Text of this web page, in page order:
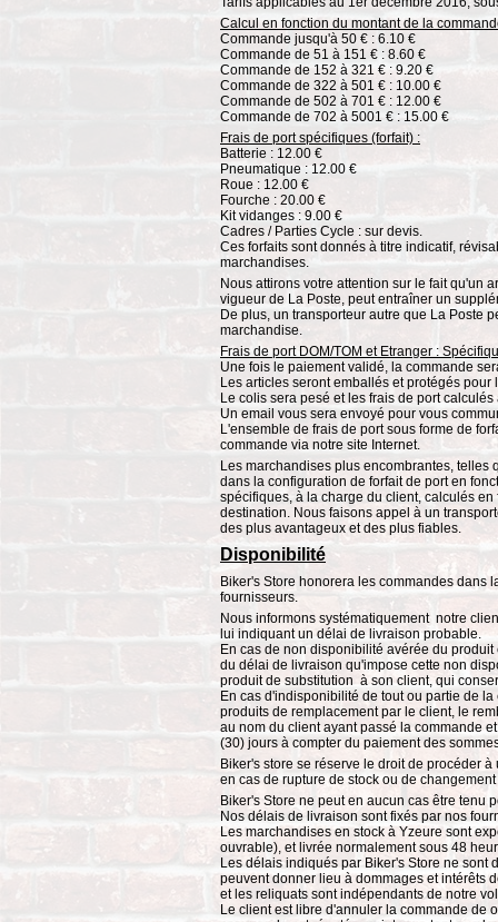
Calcul en fonction du montant de la
Commande jusqu'à 50 € : 6.10 €
Commande de 51 à 151 € : 8.60 €
Commande de 152 à 321 € : 9.20 €
Commande de 322 à 501 € : 10.00 €
Commande de 502 à 701 € : 12.00 €
Commande de 702 à 5001 € : 15.00 €
Frais de port spécifiques (forfait) :
Batterie : 12.00 €
Pneumatique : 12.00 €
Roue : 12.00 €
Fourche : 20.00 €
Kit vidanges : 9.00 €
Cadres / Parties Cycle : sur devis.
Ces forfaits sont donnés à titre indicatif,
marchandises.
Nous attirons votre attention sur le fait qu'un
vigueur de La Poste, peut entraîner un
De plus, un transporteur autre que La Poste
marchandise.
Frais de port DOM/TOM et Etranger :
Une fois le paiement validé, la commande
Les articles seront emballés et protégés pour
Le colis sera pesé et les frais de port
Un email vous sera envoyé pour vous
L'ensemble de frais de port sous forme de
commande via notre site Internet.
Les marchandises plus encombrantes,
dans la configuration de forfait de port en
spécifiques, à la charge du client, calculés
destination. Nous faisons appel à un
des plus avantageux et des plus fiables.
Disponibilité
Biker's Store honorera les commandes dans
fournisseurs.
Nous informons systématiquement notre
lui indiquant un délai de livraison probable.
En cas de non disponibilité avérée du
du délai de livraison qu'impose cette non
produit de substitution à son client, qui
En cas d'indisponibilité de tout ou partie de
produits de remplacement par le client, le
au nom du client ayant passé la commande
(30) jours à compter du paiement des
Biker's store se réserve le droit de procéder
en cas de rupture de stock ou de
Biker's Store ne peut en aucun cas être tenu
Nos délais de livraison sont fixés par nos
Les marchandises en stock à Yzeure sont
ouvrable), et livrée normalement sous 48
Les délais indiqués par Biker's Store ne sont
peuvent donner lieu à dommages et intérêts
et les reliquats sont indépendants de notre
Le client est libre d'annuler la commande de